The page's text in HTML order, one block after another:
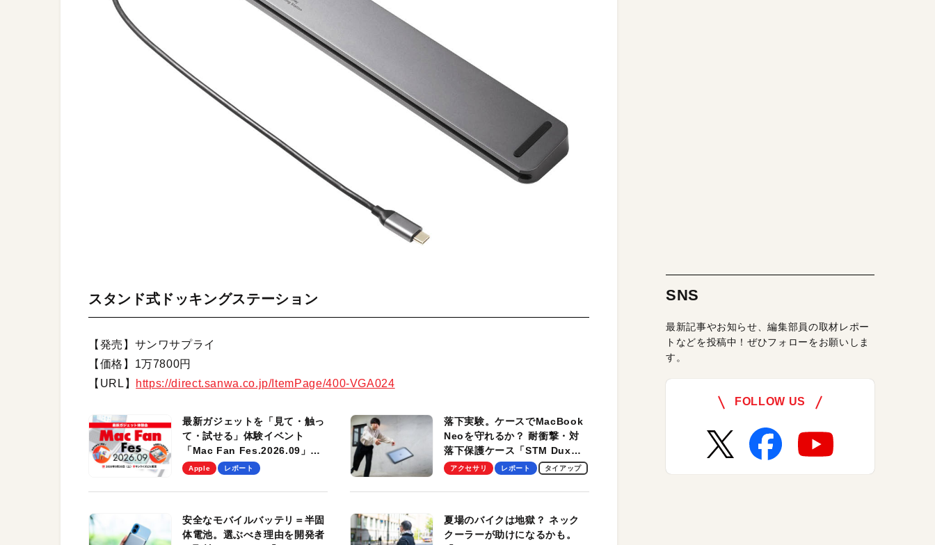
スタンド式ドッキングステーション
【発売】サンワサプライ
【価格】1万7800円
【URL】
https://direct.sanwa.co.jp/ItemPage/400-VGA024
最新ガジェットを「見て・触っ
て・試せる」体験イベント
「Mac Fan Fes.2026.09」
を、9月26日（土）に開催しま
Apple レポート
落下実験。ケースでMacBook
Neoを守れるか？ 耐衝撃・対
落下保護ケース「STM Dux
Ultra」を検証。学生、ビジネ
適！
アクセサリ レポート タイアップ
安全なモバイルバッテリ＝半固
体電池。選ぶべき理由を開発者
夏場のバイクは地獄？ ネック
クーラーが助けになるかも。
SNS
最新記事やお知らせ、編集部員の取材レポー
トなどを投稿中！ぜひフォローをお願いしま
す。
FOLLOW US